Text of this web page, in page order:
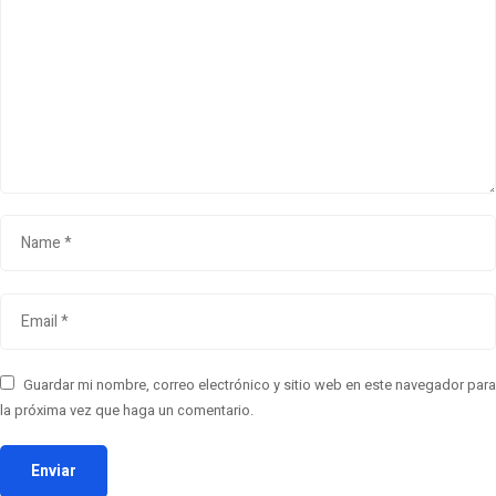
Guardar mi nombre, correo electrónico y sitio web en este navegador para
la próxima vez que haga un comentario.